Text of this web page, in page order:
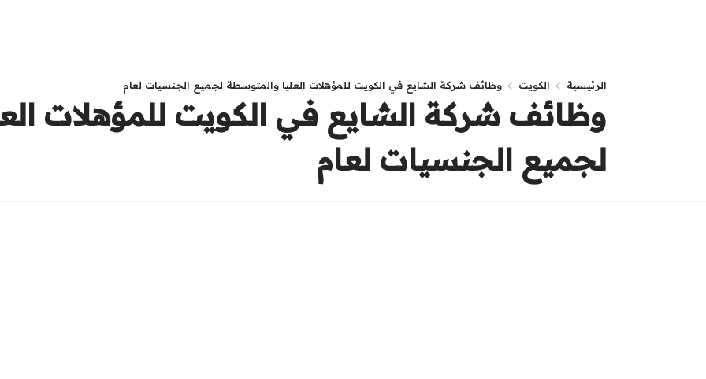
الرئيسية الكويت وظائف شركة الشايع في الكويت للمؤهلات العليا والمتوسطة لجميع الجنسيات لعام
وظائف شركة الشايع في الكويت للمؤهلات
لجميع الجنسيات لعام